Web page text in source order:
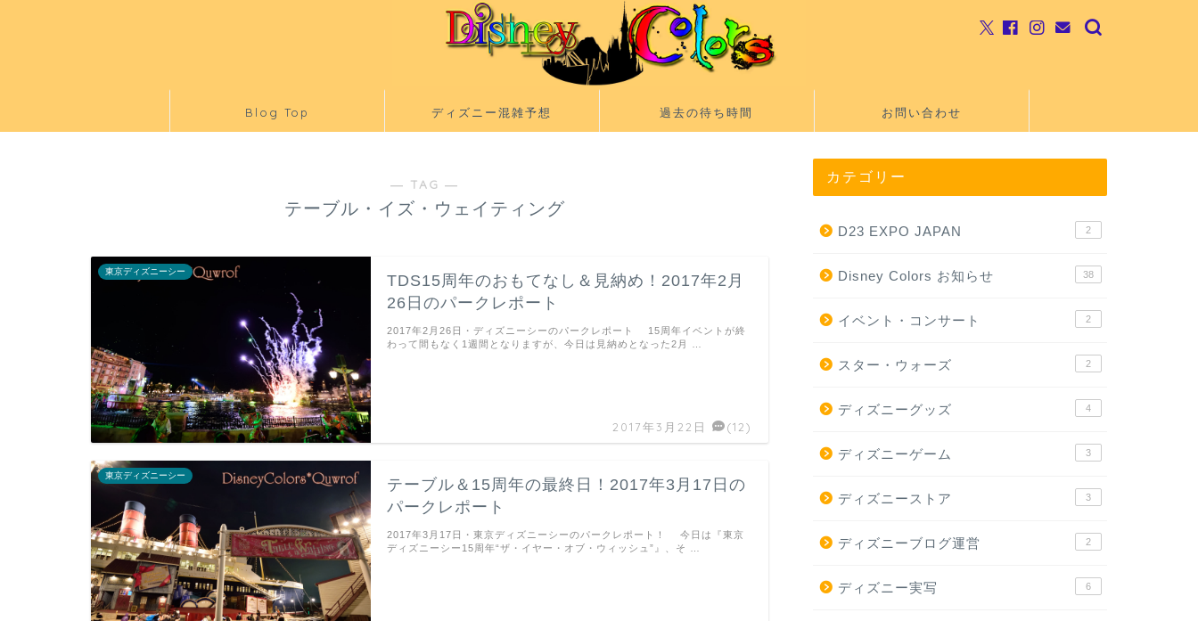
Blog Top ディズニー混雑予想 過去の待ち時間 お問い合わせ
― TAG ―
テーブル・イズ・ウェイティング
東京ディズニーシー
TDS15周年のおもてなし＆見納め！2017年2月
26日のパークレポート
2017年3月22日 (12)
2017年2月26日・ディズニーシーのパークレポート 15周年イベントが終
わって間もなく1週間となりますが、今日は見納めとなった2月 …
東京ディズニーシー
テーブル＆15周年の最終日！2017年3月17日の
パークレポート
2017年3月17日・東京ディズニーシーのパークレポート！ 今日は『東京
ディズニーシー15周年“ザ・イヤー・オブ・ウィッシュ”』、そ …
カテゴリー
D23 EXPO JAPAN 2
Disney Colors お知らせ 38
イベント・コンサート 2
スター・ウォーズ 2
ディズニーグッズ 4
ディズニーゲーム 3
ディズニーストア 3
ディズニーブログ運営 2
ディズニー実写 6